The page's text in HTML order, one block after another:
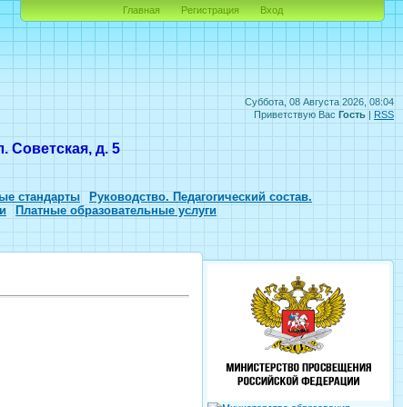
Суббота, 08 Августа 2026, 08:04
Приветствую Вас Гость | RSS
Главная Регистрация Вход
Советская, д. 5
стандарты
Руководство. Педагогический состав.
Платные образовательные услуги